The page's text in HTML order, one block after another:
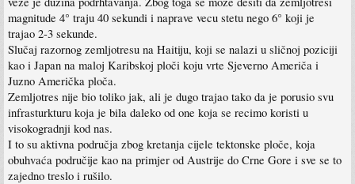
magnitude 4° traju 40 sekundi i naprave vecu stetu nego 6° koji je
trajao 2-3 sekunde.
Slučaj razornog zemljotresu na Haitiju, koji se nalazi u sličnoj poziciji
kao i Japan na maloj Karibskoj ploči koju vrte Sjeverno Američa i
Juzno Američka ploča.
Zemljotres nije bio toliko jak, ali je dugo trajao tako da je porusio svu
infrasturkturu koja je bila daleko od one koja se recimo koristi u
visokogradnji kod nas.
I to su aktivna područja zbog kretanja cijele tektonske ploče, koja
obuhvaća područije kao na primjer od Austrije do Crne Gore i sve se to
zajedno treslo i rušilo.